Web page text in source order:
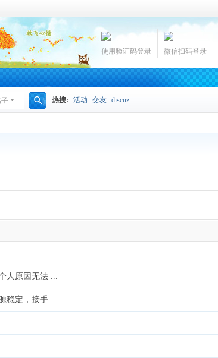
微信扫码登录
使用验证码登录
索
热搜: 活动 交友 discuz
人原因无法 ...
稳定，接手 ...